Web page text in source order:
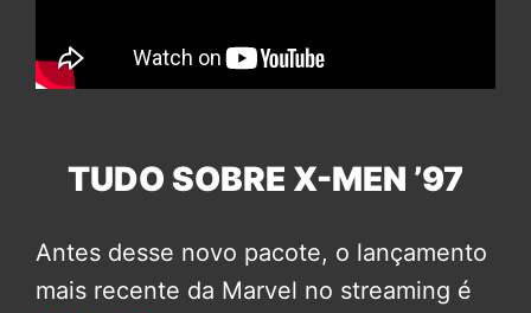
TUDO SOBRE X-MEN ’97
Antes desse novo pacote, o lançamento
mais recente da Marvel no streaming é